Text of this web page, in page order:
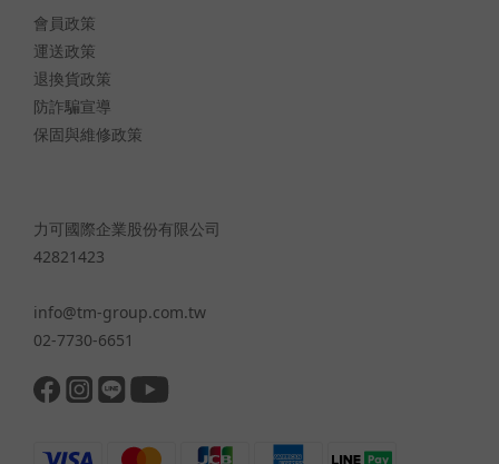
會員政策
運送政策
退換貨政策
防詐騙宣導
保固與維修政策
力可國際企業股份有限公司
42821423
info@tm-group.com.tw
02-7730-6651